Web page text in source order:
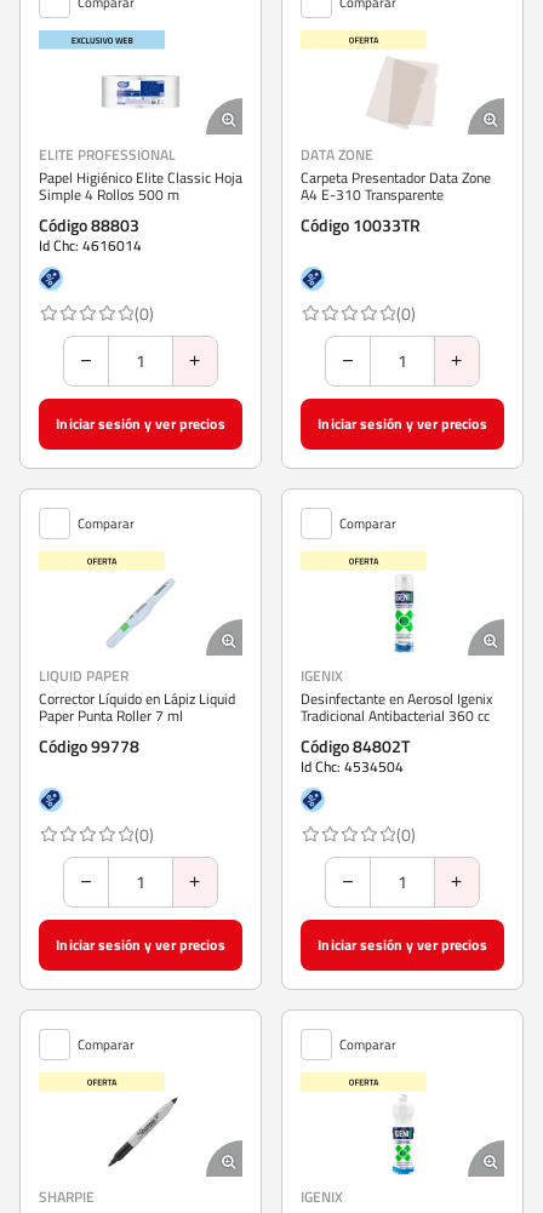
ELITE PROFESSIONAL
Papel Higiénico Elite Classic Hoja
Simple 4 Rollos 500 m
Código 88803
Id Chc: 4616014
(0)
Iniciar sesión y ver precios
DATA ZONE
Carpeta Presentador Data Zone
A4 E-310 Transparente
Código 10033TR
(0)
Iniciar sesión y ver precios
Comparar
LIQUID PAPER
Corrector Líquido en Lápiz Liquid
Paper Punta Roller 7 ml
Código 99778
(0)
Iniciar sesión y ver precios
Comparar
IGENIX
Desinfectante en Aerosol Igenix
Tradicional Antibacterial 360 cc
Código 84802T
Id Chc: 4534504
(0)
Iniciar sesión y ver precios
Comparar
SHARPIE
Comparar
IGENIX